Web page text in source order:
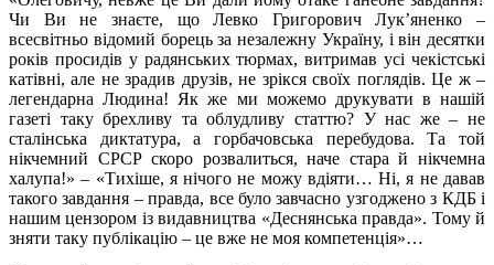
Чи Ви не знаєте, що Левко Григорович Лук’яненко –
всесвітньо відомий борець за незалежну Україну, і він десятки
років просидів у радянських тюрмах, витримав усі чекістські
катівні, але не зрадив друзів, не зрікся своїх поглядів. Це ж –
легендарна Людина! Як же ми можемо друкувати в нашій
газеті таку брехливу та облудливу статтю? У нас же – не
сталінська диктатура, а горбачовська перебудова. Та той
нікчемний СРСР скоро розвалиться, наче стара й нікчемна
халупа!» – «Тихіше, я нічого не можу вдіяти… Ні, я не давав
такого завдання – правда, все було завчасно узгоджено з КДБ і
нашим цензором із видавництва «Деснянська правда». Тому й
зняти таку публікацію – це вже не моя компетенція»…